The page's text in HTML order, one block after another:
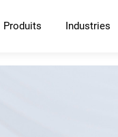
Produits Industries